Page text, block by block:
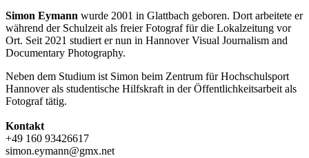
Simon Eymann wurde 2001 in Glattbach geboren. Dort arbeitete er
während der Schulzeit als freier Fotograf für die Lokalzeitung vor
Ort. Seit 2021 studiert er nun in Hannover Visual Journalism and
Documentary Photography.
Neben dem Studium ist Simon beim Zentrum für Hochschulsport
Hannover als studentische Hilfskraft in der Öffentlichkeitsarbeit als
Fotograf tätig.
Kontakt
+49 160 93426617
simon.eymann@gmx.net